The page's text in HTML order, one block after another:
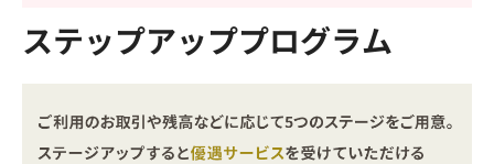
ステップアッププログラム